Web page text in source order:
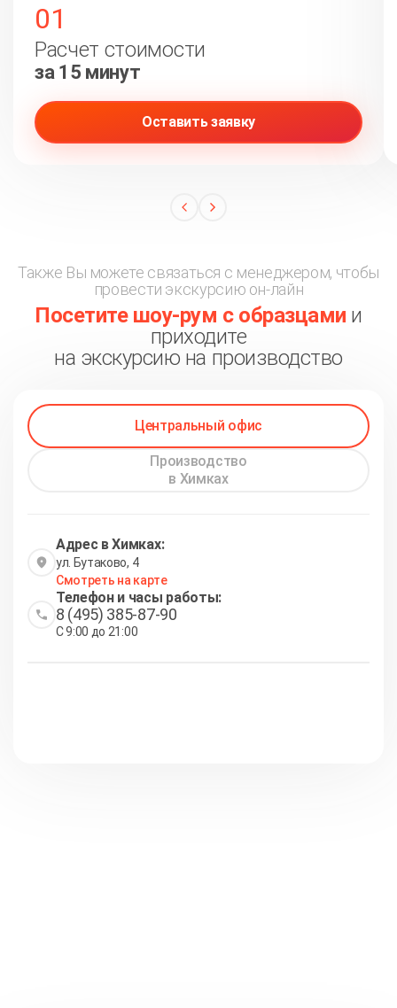
01
Расчет стоимости
за 15 минут
Оставить заявку
Также Вы можете связаться с менеджером, чтобы
провести экскурсию он-лайн
Посетите шоу-рум с образцами и
приходите
на экскурсию на производство
Центральный офис
Производство
в Химках
Адрес в Химках:
ул. Бутаково, 4
Смотреть на карте
Телефон и часы работы:
8 (495) 385-87-90
С 9:00 до 21:00